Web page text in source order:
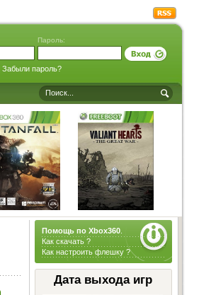
Пароль:
Забыли пароль?
Помощь по Xbox360.
Как скачать ?
Как настроить флешку ?
Дата выхода игр